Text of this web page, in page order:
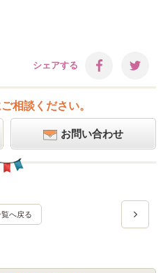
シェアする
相談ください。
お問い合わせ
覧へ戻る